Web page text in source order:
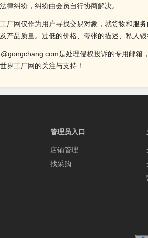
律纠纷，纠纷由会员自行协商解决。
厂网仅作为用户寻找交易对象，就货物和服
产品质量。过低的价格、夸张的描述、私人
是处理侵权投诉的专用邮
界工厂网的关注与支持！
管理员入口
店铺管理
找采购